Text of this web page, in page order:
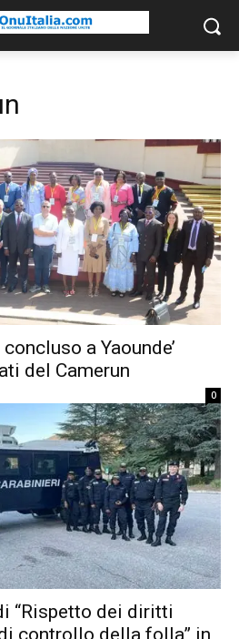
a Yaounde’
del Camerun
0
“Rispetto dei diritti
controllo della folla” in